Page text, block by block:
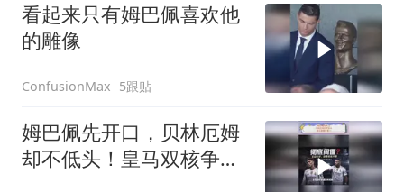
看起来只有姆巴佩喜欢他
的雕像
ConfusionMax 5跟贴
姆巴佩先开口，贝林厄姆
却不低头！皇马双核争第